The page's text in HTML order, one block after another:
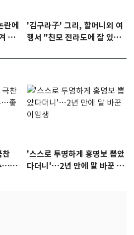
란에
미
'김구라子' 그리, 할머니외 여
행서 "친모 전라도에 잘 있
찬
…좋
'스스로 투명하게 홍명보 뽑았
다더니'…2년 만에 말 바꾼 이